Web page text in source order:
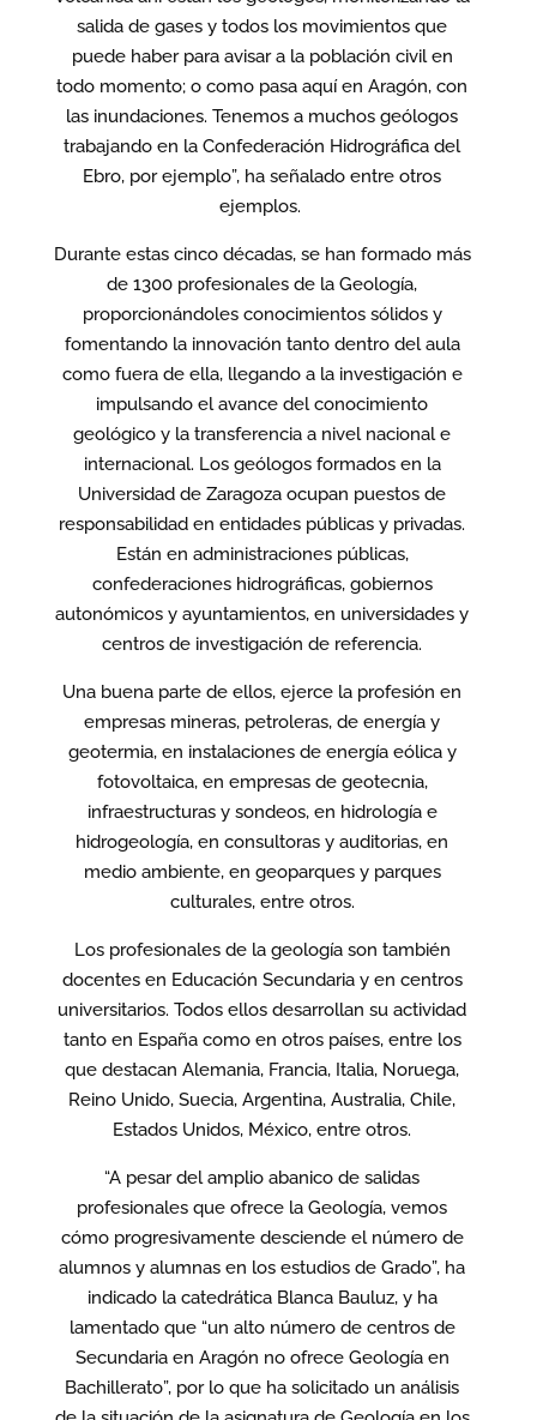
salida de gases y todos los movimientos que
puede haber para avisar a la población civil en
todo momento; o como pasa aquí en Aragón, con
las inundaciones. Tenemos a muchos geólogos
trabajando en la Confederación Hidrográfica del
Ebro, por ejemplo”, ha señalado entre otros
ejemplos.
Durante estas cinco décadas, se han formado más
de 1300 profesionales de la Geología,
proporcionándoles conocimientos sólidos y
fomentando la innovación tanto dentro del aula
como fuera de ella, llegando a la investigación e
impulsando el avance del conocimiento
geológico y la transferencia a nivel nacional e
internacional. Los geólogos formados en la
Universidad de Zaragoza ocupan puestos de
responsabilidad en entidades públicas y privadas.
Están en administraciones públicas,
confederaciones hidrográficas, gobiernos
autonómicos y ayuntamientos, en universidades y
centros de investigación de referencia.
Una buena parte de ellos, ejerce la profesión en
empresas mineras, petroleras, de energía y
geotermia, en instalaciones de energía eólica y
fotovoltaica, en empresas de geotecnia,
infraestructuras y sondeos, en hidrología e
hidrogeología, en consultoras y auditorias, en
medio ambiente, en geoparques y parques
culturales, entre otros.
Los profesionales de la geología son también
docentes en Educación Secundaria y en centros
universitarios. Todos ellos desarrollan su actividad
tanto en España como en otros países, entre los
que destacan Alemania, Francia, Italia, Noruega,
Reino Unido, Suecia, Argentina, Australia, Chile,
Estados Unidos, México, entre otros.
“A pesar del amplio abanico de salidas
profesionales que ofrece la Geología, vemos
cómo progresivamente desciende el número de
alumnos y alumnas en los estudios de Grado”, ha
indicado la catedrática Blanca Bauluz, y ha
lamentado que “un alto número de centros de
Secundaria en Aragón no ofrece Geología en
Bachillerato”, por lo que ha solicitado un análisis